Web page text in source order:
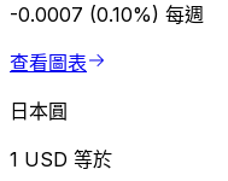
-0.0007 (0.10%) 每週
查看圖表
日本圓
1 USD 等於